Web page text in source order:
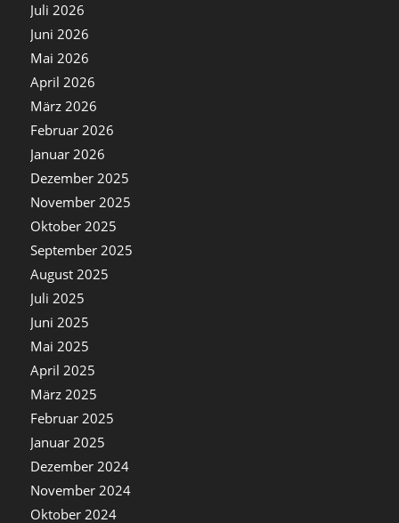
Juli 2026
Juni 2026
Mai 2026
April 2026
März 2026
Februar 2026
Januar 2026
Dezember 2025
November 2025
Oktober 2025
September 2025
August 2025
Juli 2025
Juni 2025
Mai 2025
April 2025
März 2025
Februar 2025
Januar 2025
Dezember 2024
November 2024
Oktober 2024